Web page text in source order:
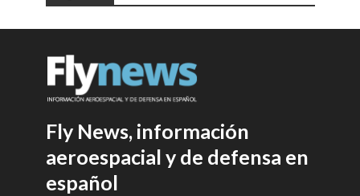
Fly News, información
aeroespacial y de defensa en
español